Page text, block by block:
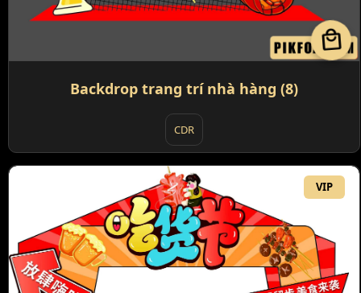
Backdrop trang trí nhà hàng (8)
CDR
VIP
local_mall